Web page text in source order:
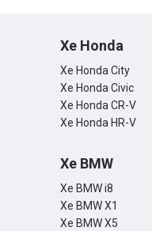
Xe Honda
Xe Honda City
Xe Honda Civic
Xe Honda CR-V
Xe Honda HR-V
Xe BMW
Xe BMW i8
Xe BMW X1
Xe BMW X5